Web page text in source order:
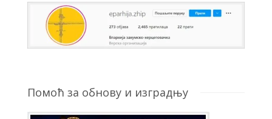
Помоћ за обнову и изградњу